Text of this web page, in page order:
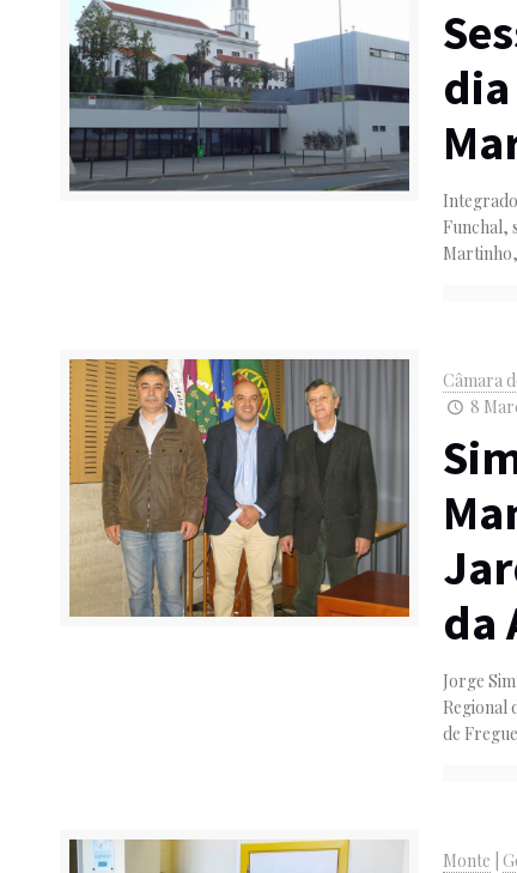
Funchal,
Câmara
8
da
Jorge
Regional
de
Monte |